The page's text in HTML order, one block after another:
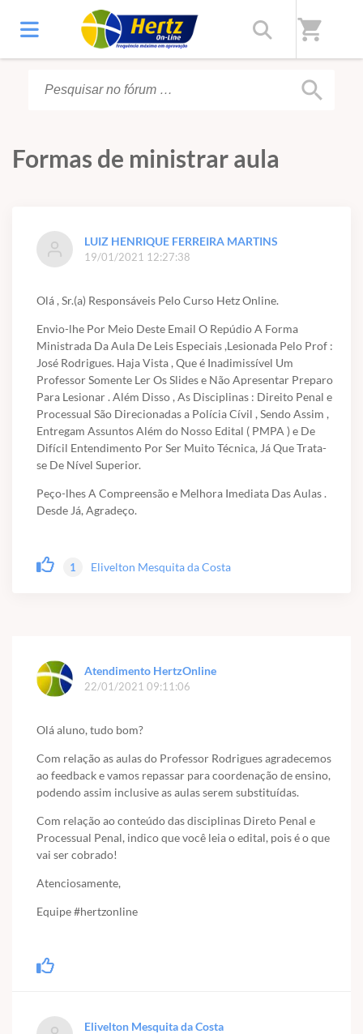
shopping_cart
Início/Fórum
search
Formas de ministrar aula
LUIZ HENRIQUE FERREIRA MARTINS
19/01/2021 12:27:38
Olá , Sr.(a) Responsáveis Pelo Curso Hetz Online.
Envio-lhe Por Meio Deste Email O Repúdio A Forma
Ministrada Da Aula De Leis Especiais ,Lesionada Pelo Prof :
José Rodrigues. Haja Vista , Que é Inadimissível Um
Professor Somente Ler Os Slides e Não Apresentar Preparo
Para Lesionar . Além Disso , As Disciplinas : Direito Penal e
Processual São Direcionadas a Polícia Cívil , Sendo Assim ,
Entregam Assuntos Além do Nosso Edital ( PMPA ) e De
Difícil Entendimento Por Ser Muito Técnica, Já Que Trata-
se De Nível Superior.
Peço-lhes A Compreensão e Melhora Imediata Das Aulas .
Desde Já, Agradeço.
1 Elivelton Mesquita da Costa
Atendimento HertzOnline
22/01/2021 09:11:06
Olá aluno, tudo bom?
Com relação as aulas do Professor Rodrigues agradecemos
ao feedback e vamos repassar para coordenação de ensino,
podendo assim inclusive as aulas serem substituídas.
Com relação ao conteúdo das disciplinas Direto Penal e
Processual Penal, indico que você leia o edital, pois é o que
vai ser cobrado!
Atenciosamente,
Equipe #hertzonline
Elivelton Mesquita da Costa